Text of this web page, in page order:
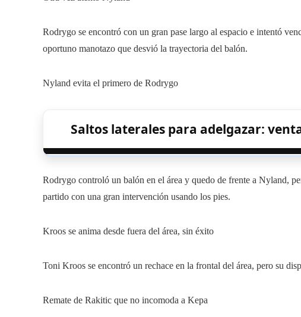
Rodrygo se encontró con un gran pase largo al espacio e intentó
oportuno manotazo que desvió la trayectoria del balón.
Nyland evita el primero de Rodrygo
Saltos laterales para adelgazar:
Rodrygo controló un balón en el área y quedo de frente a Nyland,
partido con una gran intervención usando los pies.
Kroos se anima desde fuera del área, sin éxito
Toni Kroos se encontró un rechace en la frontal del área, pero su
Remate de Rakitic que no incomoda a Kepa